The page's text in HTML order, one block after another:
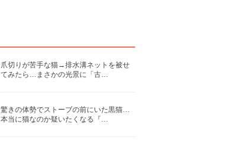
爪切りが苦手な猫→排水溝ネットを被せ
てみたら…まさかの光景に「古…
驚きの体勢でストーブの前にいた黒猫…
本当に猫なのか疑いたくなる『…